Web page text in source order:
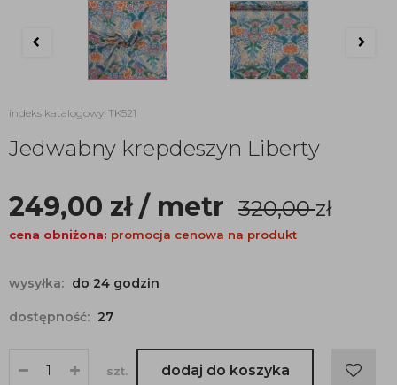
indeks katalogowy: TK521
Jedwabny krepdeszyn Liberty
249,00 zł/ metr 320,00zł
cena obniżona: promocja cenowa na produkt
wysyłka: do 24 godzin
dostępność: 27
szt. dodaj do koszyka